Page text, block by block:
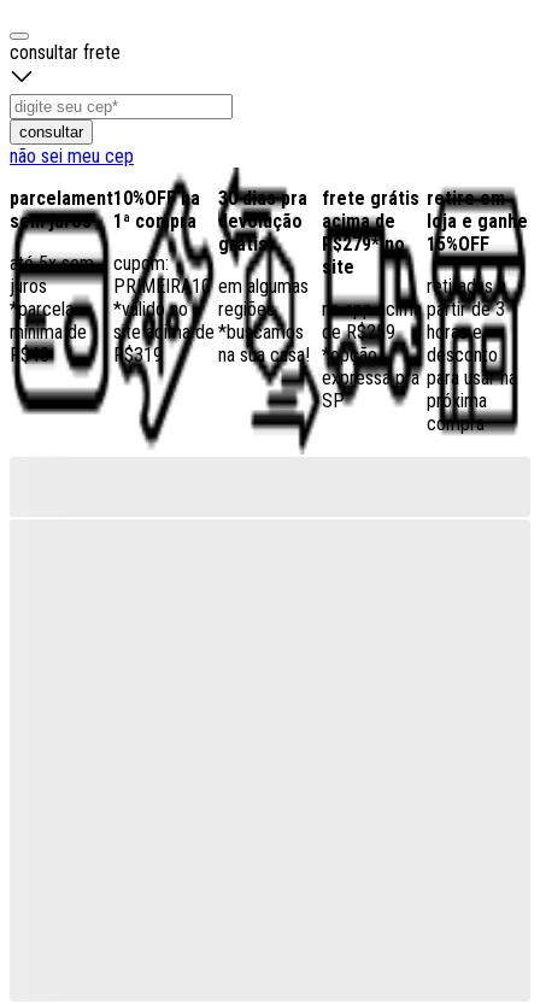
consultar frete
consultar
não sei meu cep
parcelamento
sem juros
até 5x sem
juros
*parcela
mínima de
R$40
10%OFF na
1ª compra
cupom:
PRIMEIRA10
*válido no
site acima de
R$319
30 dias pra
devolução
grátis
em algumas
regiões,
*buscamos
na sua casa!
frete grátis
acima de
R$279* no
site
no app acima
de R$259
*opção
expressa pra
SP
retire em
loja e ganhe
15%OFF
retiradas a
partir de 3
horas e
desconto
para usar na
próxima
compra